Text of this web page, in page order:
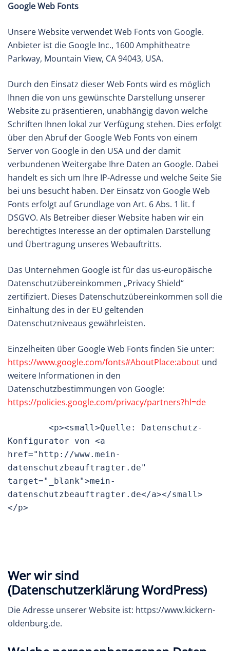
Google Web Fonts
Unsere Website verwendet Web Fonts von Google.
Anbieter ist die Google Inc., 1600 Amphitheatre
Parkway, Mountain View, CA 94043, USA.
Durch den Einsatz dieser Web Fonts wird es möglich
Ihnen die von uns gewünschte Darstellung unserer
Website zu präsentieren, unabhängig davon welche
Schriften Ihnen lokal zur Verfügung stehen. Dies erfolgt
über den Abruf der Google Web Fonts von einem
Server von Google in den USA und der damit
verbundenen Weitergabe Ihre Daten an Google. Dabei
handelt es sich um Ihre IP-Adresse und welche Seite Sie
bei uns besucht haben. Der Einsatz von Google Web
Fonts erfolgt auf Grundlage von Art. 6 Abs. 1 lit. f
DSGVO. Als Betreiber dieser Website haben wir ein
berechtigtes Interesse an der optimalen Darstellung
und Übertragung unseres Webauftritts.
Das Unternehmen Google ist für das us-europäische
Datenschutzübereinkommen „Privacy Shield“
zertifiziert. Dieses Datenschutzübereinkommen soll die
Einhaltung des in der EU geltenden
Datenschutzniveaus gewährleisten.
Einzelheiten über Google Web Fonts finden Sie unter:
https://www.google.com/fonts#AboutPlace:about und
weitere Informationen in den
Datenschutzbestimmungen von Google:
https://policies.google.com/privacy/partners?hl=de
Konfigurator von <a
href="http://www.mein-
datenschutzbeauftragter.de"
target="_blank">mein-
datenschutzbeauftragter.de</a></small>
</p>
Wer wir sind
(Datenschutzerklärung WordPress)
Die Adresse unserer Website ist: https://www.kickern-
oldenburg.de.